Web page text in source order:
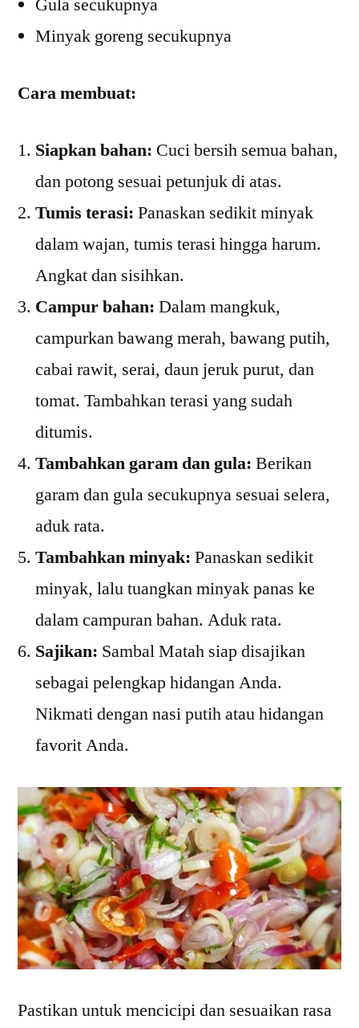
Gula secukupnya
Minyak goreng secukupnya
Cara membuat:
Siapkan bahan: Cuci bersih semua bahan,
dan potong sesuai petunjuk di atas.
Tumis terasi: Panaskan sedikit minyak
dalam wajan, tumis terasi hingga harum.
Angkat dan sisihkan.
Campur bahan: Dalam mangkuk,
campurkan bawang merah, bawang putih,
cabai rawit, serai, daun jeruk purut, dan
tomat. Tambahkan terasi yang sudah
ditumis.
Tambahkan garam dan gula: Berikan
garam dan gula secukupnya sesuai selera,
aduk rata.
Tambahkan minyak: Panaskan sedikit
minyak, lalu tuangkan minyak panas ke
dalam campuran bahan. Aduk rata.
Sajikan: Sambal Matah siap disajikan
sebagai pelengkap hidangan Anda.
Nikmati dengan nasi putih atau hidangan
favorit Anda.
Pastikan untuk mencicipi dan sesuaikan rasa